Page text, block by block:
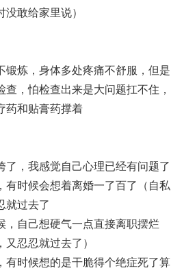
敢给家里说）
锻炼，身体多处疼痛不舒服，但是
查，怕检查出来是大问题扛不住，
药和贴膏药撑着
了，我感觉自己心理已经有问题了
有时候会想着离婚一了百了（自私
就过去了
，自己想硬气一点直接离职摆烂
又忍忍就过去了）
有时候想的是干脆得个绝症死了算